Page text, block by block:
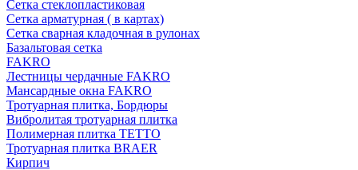
Сетка стеклопластиковая
Сетка арматурная ( в картах)
Сетка сварная кладочная в рулонах
Базальтовая сетка
FAKRO
Лестницы чердачные FAKRO
Мансардные окна FAKRO
Тротуарная плитка, Бордюры
Вибролитая тротуарная плитка
Полимерная плитка TETTO
Тротуарная плитка BRAER
Кирпич